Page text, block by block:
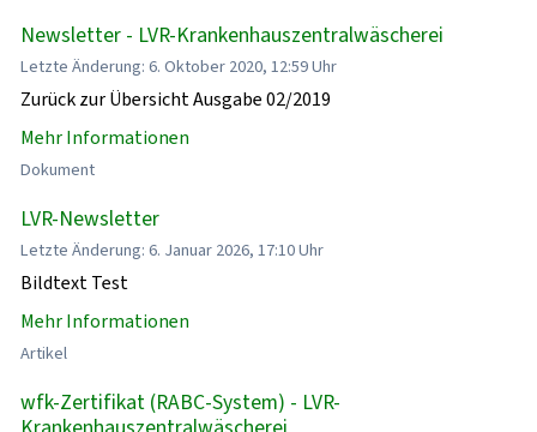
Newsletter - LVR-Krankenhauszentralwäscherei
Letzte Änderung: 6. Oktober 2020, 12:59 Uhr
Zurück zur Übersicht Ausgabe 02/2019
Mehr Informationen
Dokument
LVR-Newsletter
Letzte Änderung: 6. Januar 2026, 17:10 Uhr
Bildtext Test
Mehr Informationen
Artikel
wfk-Zertifikat (RABC-System) - LVR-